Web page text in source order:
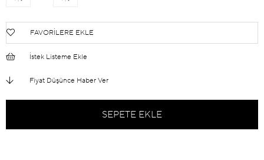
FAVORILERE EKLE
İstek Listeme Ekle
Fiyat Düşünce Haber Ver